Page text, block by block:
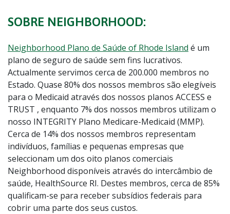
SOBRE NEIGHBORHOOD:
Neighborhood Plano de Saúde of Rhode Island é um
plano de seguro de saúde sem fins lucrativos.
Actualmente servimos cerca de 200.000 membros no
Estado. Quase 80% dos nossos membros são elegíveis
para o Medicaid através dos nossos planos ACCESS e
TRUST , enquanto 7% dos nossos membros utilizam o
nosso INTEGRITY Plano Medicare-Medicaid (MMP).
Cerca de 14% dos nossos membros representam
indivíduos, famílias e pequenas empresas que
seleccionam um dos oito planos comerciais
Neighborhood disponíveis através do intercâmbio de
saúde, HealthSource RI. Destes membros, cerca de 85%
qualificam-se para receber subsídios federais para
cobrir uma parte dos seus custos.